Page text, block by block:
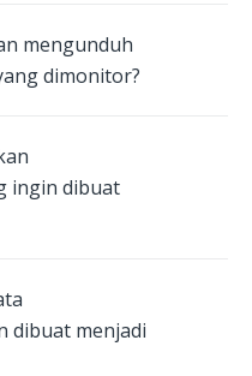
mengunduh
dimonitor?
ingin dibuat
dibuat menjadi